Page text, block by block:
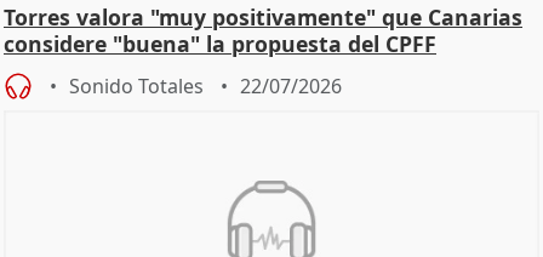
Torres valora "muy positivamente" que Canarias
considere "buena" la propuesta del CPFF
Sonido Totales 22/07/2026